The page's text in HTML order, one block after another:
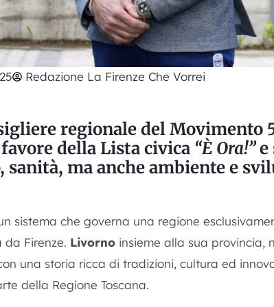
Redazione La Firenze Che Vorrei
regionale del Movimento
della Lista civica “È Ora!”e
sanità, ma anche ambiente e
sistema che governa una regione
da Firenze. Livorno insieme alla sua provincia,
una storia ricca di tradizioni, cultura ed
della Regione Toscana.